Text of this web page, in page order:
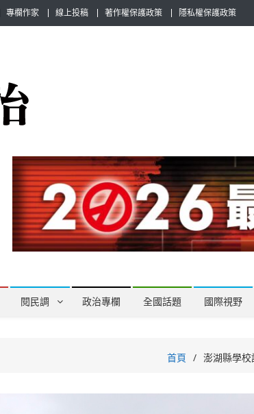
專欄作家 線上投稿 著作權保護政策 隱私權保護政策
News
閱民調 政治專欄 全國話題 國際視野
首頁 澎湖縣學